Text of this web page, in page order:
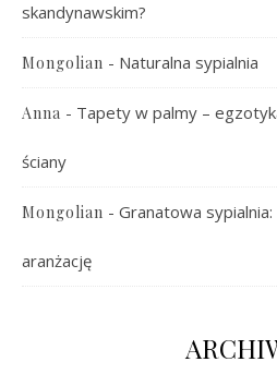
skandynawskim?
Mongolian - Naturalna sypialnia
Anna - Tapety w palmy –
ściany
Mongolian - Granatowa
aranżację